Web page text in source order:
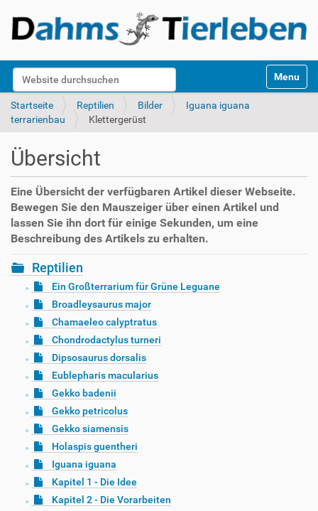
Website durchsuchen
k
Toggle
Startseite Reptilien Bilder
Iguana iguana
terrarienbau
Klettergerüst
Übersicht
Eine Übersicht der verfügbaren Artikel dieser Webseite.
Bewegen Sie den Mauszeiger über einen Artikel und
lassen Sie ihn dort für einige Sekunden, um eine
Beschreibung des Artikels zu erhalten.
Reptilien
Ein Großterrarium für Grüne Leguane
Broadleysaurus major
Chamaeleo calyptratus
Chondrodactylus turneri
Dipsosaurus dorsalis
Eublepharis macularius
Gekko badenii
Gekko petricolus
Gekko siamensis
Holaspis guentheri
Iguana iguana
Kapitel 1 - Die Idee
Kapitel 2 - Die Vorarbeiten